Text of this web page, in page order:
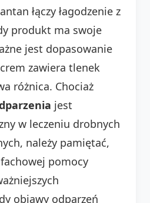
łączy łagodzenie z
produkt ma swoje
jest dopasowanie
zawiera tlenek
różnica. Chociaż
jest
w leczeniu drobnych
należy pamiętać,
pomocy
objawy odparzeń